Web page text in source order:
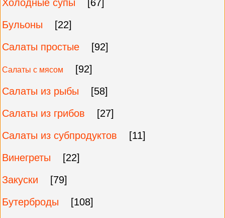
Холодные супы
[67]
Бульоны
[22]
Салаты простые
[92]
Салаты с мясом
[92]
Салаты из рыбы
[58]
Салаты из грибов
[27]
Салаты из субпродуктов
[11]
Винегреты
[22]
Закуски
[79]
Бутерброды
[108]